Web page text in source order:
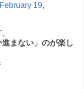
February 19,
進まない」のが楽し